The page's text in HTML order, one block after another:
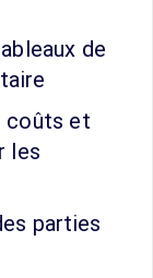
de
coûts et
les
parties